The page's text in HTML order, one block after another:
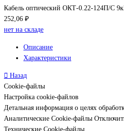
Кабель оптический ОКТ-0.22-124П/С
252,06 ₽
нет на складе
Описание
Характеристики
Назад
Cookie-файлы
Настройка cookie-файлов
Детальная информация о целях
Аналитические Cookie-файлы
Технические Cookie-файлы